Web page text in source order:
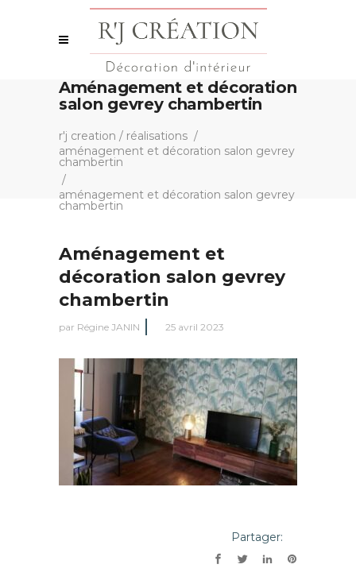
Aménagement et décoration
salon gevrey chambertin
r'j creation / réalisations /
aménagement et décoration salon gevrey
chambertin
/
aménagement et décoration salon gevrey
chambertin
Aménagement et
décoration salon gevrey
chambertin
par Régine JANIN 25 avril 2023
Partager: